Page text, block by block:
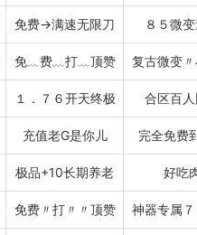
免费→满速无限刀 ８５微
免﹏费﹏打﹏顶赞 复古微变
１．７６开天终极 合区百
充值老G是你儿 完全免费
极品+10长期养老 好吃
免费〃打〃〃顶赞 神器专属